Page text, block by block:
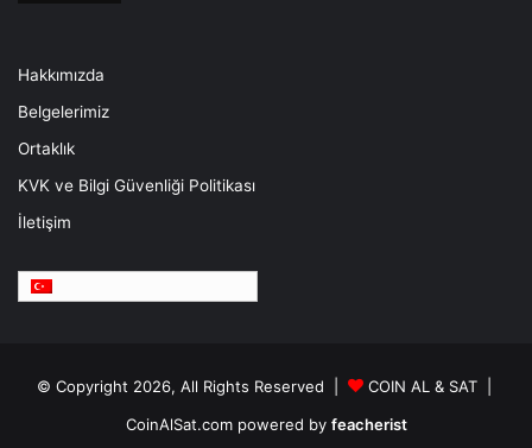
Hakkımızda
Belgelerimiz
Ortaklık
KVK ve Bilgi Güvenliği Politikası
İletişim
© Copyright 2026, All Rights Reserved |
COIN AL & SAT |
CoinAlSat.com powered by feacherist